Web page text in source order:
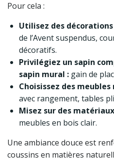
Pour cela :
Utilisez des
de l’Avent suspendus,
décoratifs.
Privilégiez un sapin
sapin mural : gain de
Choisissez des
avec rangement, tables
Misez sur des
meubles en bois clair.
Une ambiance douce est
coussins en matières